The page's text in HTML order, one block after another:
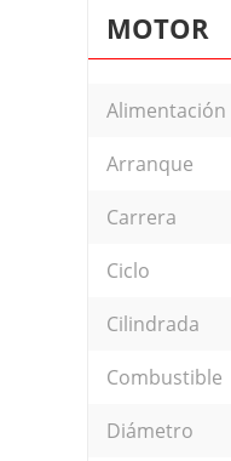
MOTOR
Alimentación
Arranque
Carrera
Ciclo
Cilindrada
Combustible
Diámetro